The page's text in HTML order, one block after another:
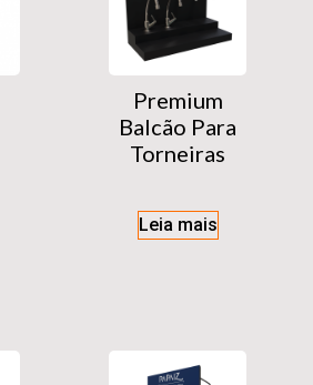
Premium
Balcão Para
Torneiras
Leia mais